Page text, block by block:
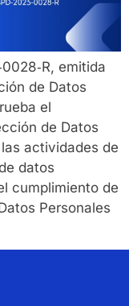
emitida
de Datos
el
de Datos
actividades de
datos
cumplimiento de
Personales